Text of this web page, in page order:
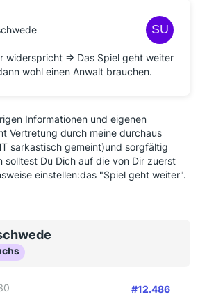
widerspricht => Das Spiel geht weiter
wohl einen Anwalt brauchen.
Informationen und eigenen
Vertretung durch meine durchaus
sarkastisch gemeint)und sorgfältig
solltest Du Dich auf die von Dir zuerst
einstellen:das "Spiel geht weiter".
#12.486